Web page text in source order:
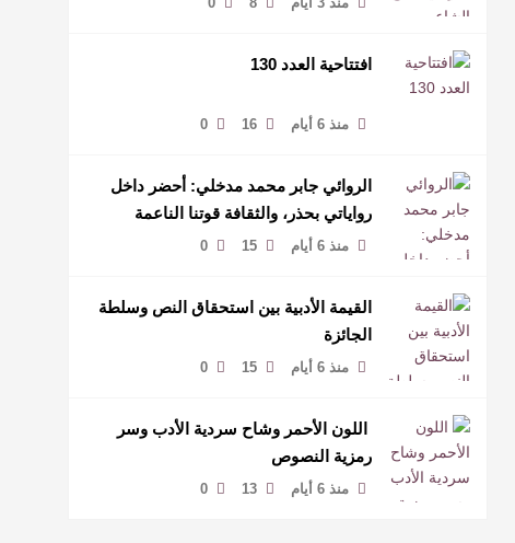
افتتاحية العدد 130
منذ 6 أيام 16
0
الروائي جابر محمد مدخلي: أحضر داخل
رواياتي بحذر، والثقافة قوتنا الناعمة
لمخاطبة العالم.
منذ 6 أيام 15
0
القيمة الأدبية بين استحقاق النص وسلطة
الجائزة
منذ 6 أيام 15
0
​ اللون الأحمر وشاح سردية الأدب وسر
رمزية النصوص
منذ 6 أيام 13
0